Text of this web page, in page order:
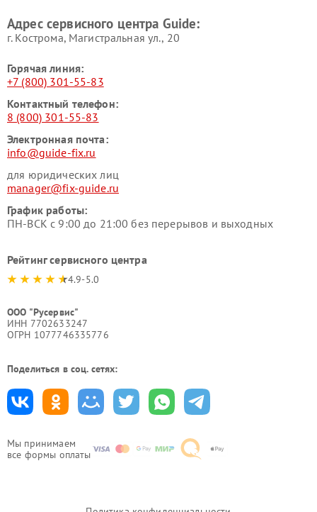
Мы принимаем
все формы оплаты
Адрес сервисного центра Guide:
г. Кострома, Магистральная ул., 20
Горячая линия:
+7 (800) 301-55-83
Контактный телефон:
8 (800) 301-55-83
Электронная почта:
info@guide-fix.ru
для юридических лиц
manager@fix-guide.ru
График работы:
ПН-ВСК с 9:00 до 21:00 без перерывов и выходных
Рейтинг сервисного центра
4.9-5.0
ООО "Русервис"
ИНН 7702633247
ОГРН 1077746335776
Поделиться в соц. сетях: